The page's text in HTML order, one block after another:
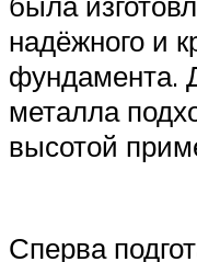
надёжного и
фундамента.
металла
высотой
Сперва